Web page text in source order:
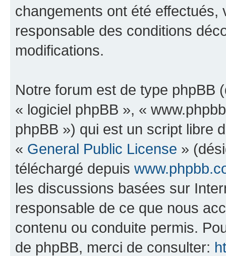
changements ont été effectués,
responsable des conditions
modifications.
Notre forum est de type phpBB
« logiciel phpBB », «
phpBB ») qui est un script libre
« General Public License »
téléchargé depuis
les discussions basées sur
responsable de ce que nous
contenu ou conduite permis.
de phpBB, merci de consulter: